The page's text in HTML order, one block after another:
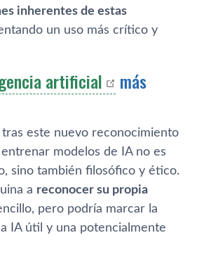
inherentes de estas
un uso más crítico y
artificial
más
tras este nuevo reconocimiento
modelos de IA no es
sino también filosófico y ético.
a reconocer su propia
pero podría marcar la
IA útil y una potencialmente